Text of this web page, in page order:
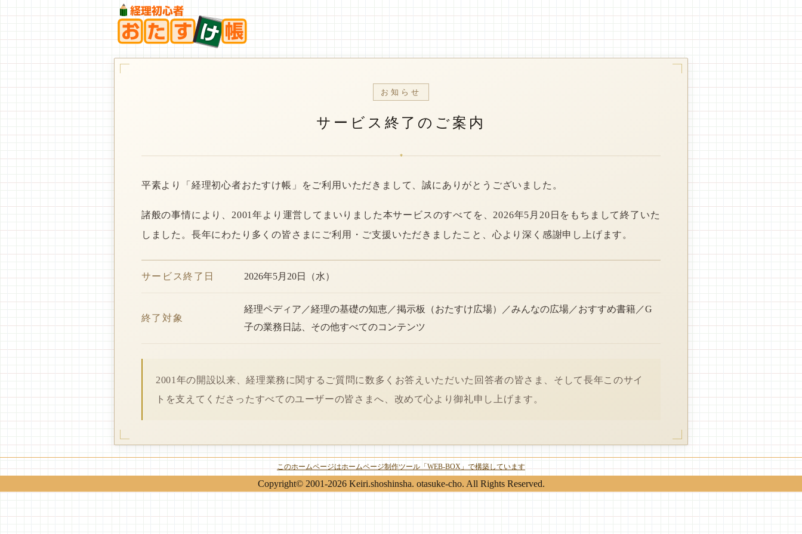
お知らせ
サービス終了のご案内
*
平素より「経理初心者おたすけ帳」をご利用いただきまして、誠にありがとうございました。
諸般の事情により、2001年より運営してまいりました本サービスのすべてを、2026年5月20日をもちまして終了いた
しました。長年にわたり多くの皆さまにご利用・ご支援いただきましたこと、心より深く感謝申し上げます。
サービス終了日 2026年5月20日（水）
終了対象
経理ペディア／経理の基礎の知恵／掲示板（おたすけ広場）／みんなの広場／おすすめ書籍／G
子の業務日誌、その他すべてのコンテンツ
2001年の開設以来、経理業務に関するご質問に数多くお答えいただいた回答者の皆さま、そして長年このサイ
トを支えてくださったすべてのユーザーの皆さまへ、改めて心より御礼申し上げます。
このホームページはホームページ制作ツール「WEB-BOX」で構築しています
Copyright© 2001-2026 Keiri.shoshinsha. otasuke-cho. All Rights Reserved.